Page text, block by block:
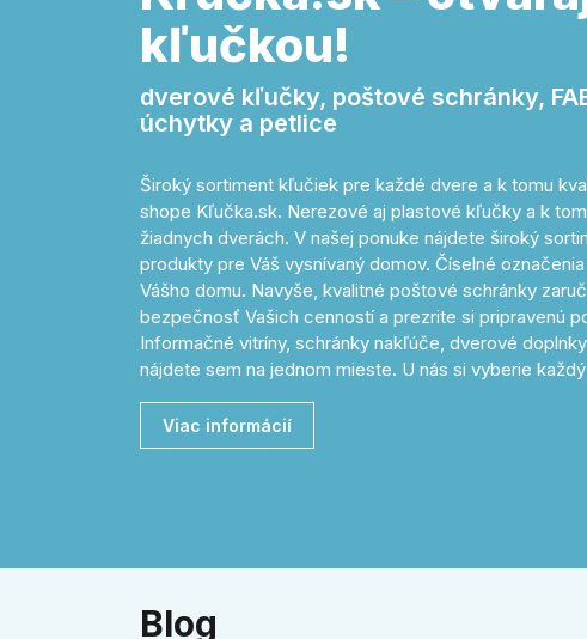
kľučkou!
dverové kľučky, poštové schránky,
úchytky a petlice
Široký sortiment kľučiek pre každé dvere a k tomu
shope Kľučka.sk. Nerezové aj plastové kľučky a k
žiadnych dverách. V našej ponuke nájdete široký
produkty pre Váš vysnívaný domov. Číselné
Vášho domu. Navyše, kvalitné poštové schránky
bezpečnosť Vašich cenností a prezrite si pripravenú
Informačné vitríny, schránky nakľúče, dverové
nájdete sem na jednom mieste. U nás si vyberie
Viac informácií
Blog